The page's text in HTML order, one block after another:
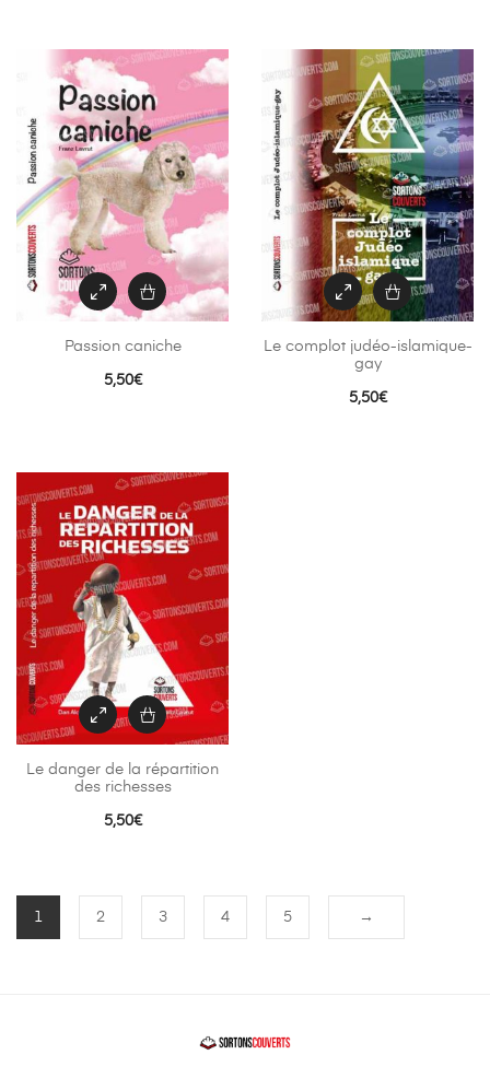
Passion caniche
5,50€
Le complot judéo-islamique-
gay
5,50€
Le danger de la répartition
des richesses
5,50€
1 2 3 4 5 →